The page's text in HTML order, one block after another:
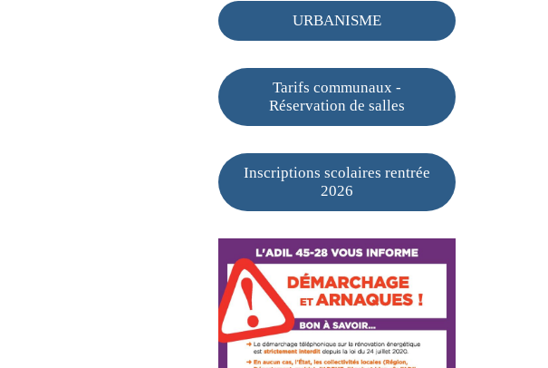
URBANISME
Tarifs communaux -
Réservation de salles
Inscriptions scolaires rentrée
2026